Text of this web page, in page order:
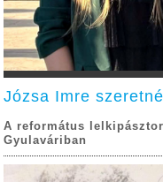
Józsa Imre
A református
Gyulaváriban